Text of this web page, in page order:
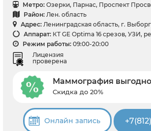
Метро: Озерки, Парнас, Проспект
Район: Лен. область
Адрес: Ленинградская область, г.
Аппарат: КТ GE Optima 16 срезов, УЗИ,
Режим работы: 09:00-20:00
Лицензия
проверена
Маммография выгодно
Скидка до 20%
Онлайн запись